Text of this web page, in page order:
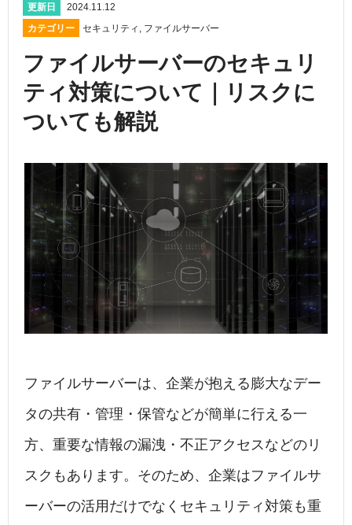
更新日
2024.11.12
カテゴリー
セキュリティ ファイルサーバー
ファイルサーバーのセキュリ
ティ対策について｜リスクに
ついても解説
ファイルサーバーは、企業が抱える膨大なデー
タの共有・管理・保管などが簡単に行える一
方、重要な情報の漏洩・不正アクセスなどのリ
スクもあります。そのため、企業はファイルサ
ーバーの活用だけでなくセキュリティ対策も重